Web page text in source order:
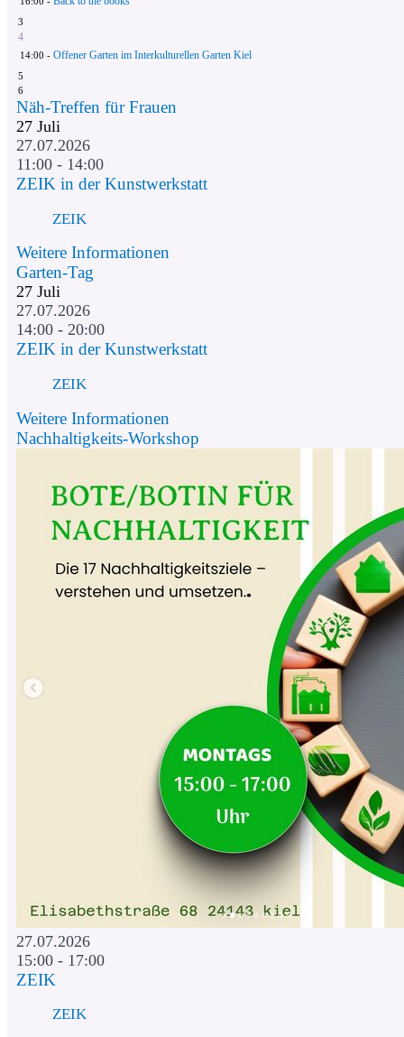
3
4
14:00 - Offener Garten im Interkulturellen Garten Kiel
5
6
Näh-Treffen für Frauen
27 Juli
27.07.2026
11:00 - 14:00
ZEIK in der Kunstwerkstatt
ZEIK
Weitere Informationen
Garten-Tag
27 Juli
27.07.2026
14:00 - 20:00
ZEIK in der Kunstwerkstatt
ZEIK
Weitere Informationen
Nachhaltigkeits-Workshop
27.07.2026
15:00 - 17:00
ZEIK
ZEIK